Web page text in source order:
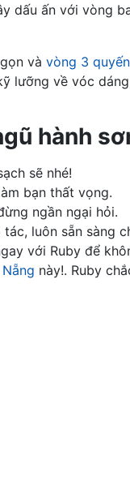
dấu ấn với vòng
và vòng 3
lưỡng về vóc
hành
sẽ nhé!
bạn thất vọng.
ngần ngại hỏi.
luôn sẵn sàng
với Ruby để
này!. Ruby